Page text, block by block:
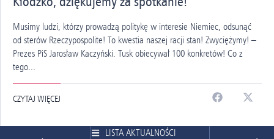
Musimy ludzi, którzy prowadzą politykę w interesie Niemiec, odsunąć
od sterów Rzeczypospolite! To kwestia naszej racji stan! Zwyciężymy! –
Prezes PiS Jarosław Kaczyński. Tusk obiecywał 100 konkretów! Co z
tego...
CZYTAJ WIĘCEJ
LISTA AKTUALNOŚCI